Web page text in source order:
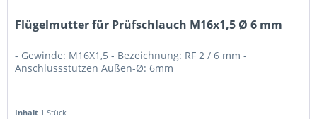
Flügelmutter für Prüfschlauch M16x1,5 Ø 6 mm
- Gewinde: M16X1,5 - Bezeichnung: RF 2 / 6 mm -
Anschlussstutzen Außen-Ø: 6mm
Inhalt 1 Stück